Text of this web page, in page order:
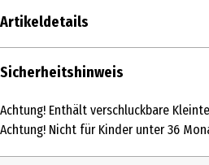
Artikeldetails
Inhalt
Produkttyp
Sicherheitshinweis
Achtung! Enthält verschluckbare
Achtung! Nicht für Kinder unter 36